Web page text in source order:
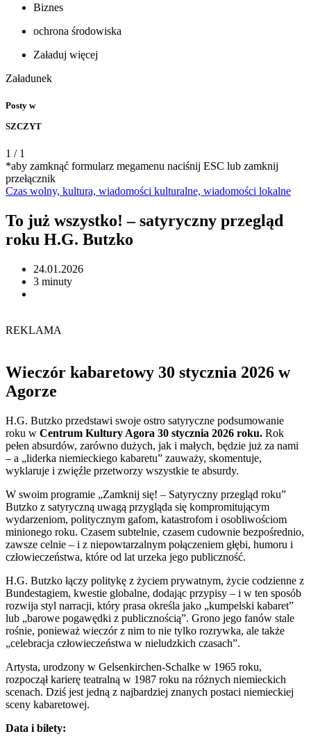
Biznes
ochrona środowiska
Załaduj więcej
Załadunek
Posty w
SZCZYT
1 / 1
*aby zamknąć formularz megamenu naciśnij ESC lub zamknij
przełącznik
Czas wolny, kultura, wiadomości kulturalne, wiadomości lokalne
To już wszystko! – satyryczny przegląd
roku H.G. Butzko
24.01.2026
3 minuty
REKLAMA
Wieczór kabaretowy 30 stycznia 2026 w
Agorze
H.G. Butzko przedstawi swoje ostro satyryczne podsumowanie
roku w Centrum Kultury Agora 30 stycznia 2026 roku. Rok
pełen absurdów, zarówno dużych, jak i małych, będzie już za nami
– a „liderka niemieckiego kabaretu” zauważy, skomentuje,
wyklaruje i zwięźle przetworzy wszystkie te absurdy.
W swoim programie „Zamknij się! – Satyryczny przegląd roku”
Butzko z satyryczną uwagą przygląda się kompromitującym
wydarzeniom, politycznym gafom, katastrofom i osobliwościom
minionego roku. Czasem subtelnie, czasem cudownie bezpośrednio,
zawsze celnie – i z niepowtarzalnym połączeniem głębi, humoru i
człowieczeństwa, które od lat urzeka jego publiczność.
H.G. Butzko łączy politykę z życiem prywatnym, życie codzienne z
Bundestagiem, kwestie globalne, dodając przypisy – i w ten sposób
rozwija styl narracji, który prasa określa jako „kumpelski kabaret”
lub „barowe pogawędki z publicznością”. Grono jego fanów stale
rośnie, ponieważ wieczór z nim to nie tylko rozrywka, ale także
„celebracja człowieczeństwa w nieludzkich czasach”.
Artysta, urodzony w Gelsenkirchen-Schalke w 1965 roku,
rozpoczął karierę teatralną w 1987 roku na różnych niemieckich
scenach. Dziś jest jedną z najbardziej znanych postaci niemieckiej
sceny kabaretowej.
Data i bilety: